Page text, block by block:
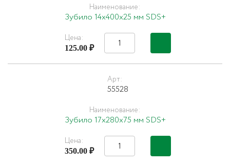
Наименование:
Зубило 14х400х25 мм SDS+
Цена:
125.00 ₽
Арт:
55528
Наименование:
Зубило 17х280х75 мм SDS+
Цена:
350.00 ₽